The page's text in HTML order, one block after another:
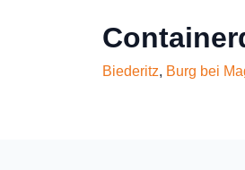
Biederitz, Burg bei